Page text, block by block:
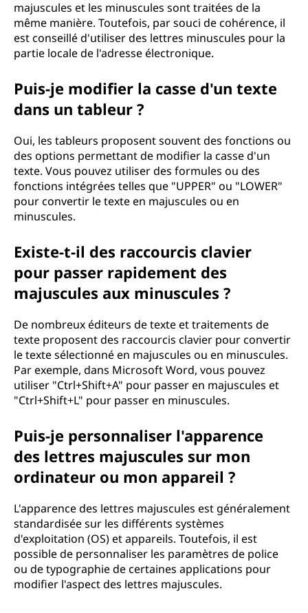
majuscules et les minuscules sont traitées de la
même manière. Toutefois, par souci de cohérence, il
est conseillé d'utiliser des lettres minuscules pour la
partie locale de l'adresse électronique.
Puis-je modifier la casse d'un texte
dans un tableur ?
Oui, les tableurs proposent souvent des fonctions ou
des options permettant de modifier la casse d'un
texte. Vous pouvez utiliser des formules ou des
fonctions intégrées telles que "UPPER" ou "LOWER"
pour convertir le texte en majuscules ou en
minuscules.
Existe-t-il des raccourcis clavier
pour passer rapidement des
majuscules aux minuscules ?
De nombreux éditeurs de texte et traitements de
texte proposent des raccourcis clavier pour convertir
le texte sélectionné en majuscules ou en minuscules.
Par exemple, dans Microsoft Word, vous pouvez
utiliser "Ctrl+Shift+A" pour passer en majuscules et
"Ctrl+Shift+L" pour passer en minuscules.
Puis-je personnaliser l'apparence
des lettres majuscules sur mon
ordinateur ou mon appareil ?
L'apparence des lettres majuscules est généralement
standardisée sur les différents systèmes
d'exploitation (OS) et appareils. Toutefois, il est
possible de personnaliser les paramètres de police
ou de typographie de certaines applications pour
modifier l'aspect des lettres majuscules.